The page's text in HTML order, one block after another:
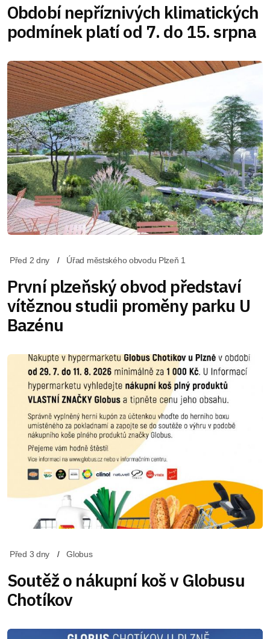
Období nepříznivých klimatických
podmínek platí od 7. do 15. srpna
Před 2 dny Úřad městského obvodu Plzeň 1
První plzeňský obvod představí
vítěznou studii proměny parku U
Bazénu
Před 3 dny Globus
Soutěž o nákupní koš v Globusu
Chotíkov